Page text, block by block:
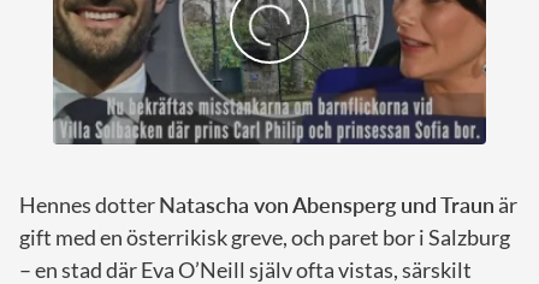
Hennes dotterNatascha von Abensperg und Traun är
gift med en österrikisk greve, och paret bor i Salzburg
– en stad där Eva O’Neill själv ofta vistas, särskilt